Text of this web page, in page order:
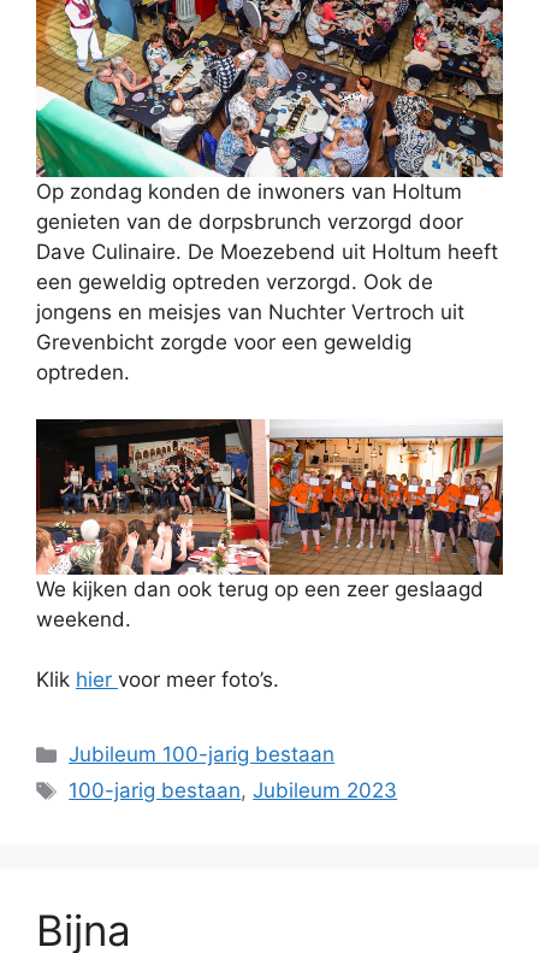
Op zondag konden de inwoners van Holtum
genieten van de dorpsbrunch verzorgd door
Dave Culinaire. De Moezebend uit Holtum heeft
een geweldig optreden verzorgd. Ook de
jongens en meisjes van Nuchter Vertroch uit
Grevenbicht zorgde voor een geweldig
optreden.
We kijken dan ook terug op een zeer geslaagd
weekend.
Klik hier voor meer foto’s.
Categorieën
Jubileum 100-jarig bestaan
Tags
100-jarig bestaan,Jubileum 2023
Bijna